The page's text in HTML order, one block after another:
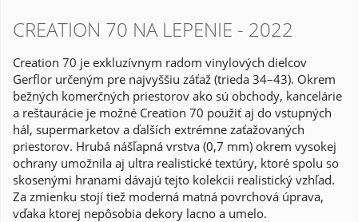
CREATION 70 NA LEPENIE - 2022
Creation 70 je exkluzívnym radom vinylových dielcov
Gerflor určeným pre najvyššiu záťaž (trieda 34–43). Okrem
bežných komerčných priestorov ako sú obchody, kancelárie
a reštaurácie je možné Creation 70 použiť aj do vstupných
hál, supermarketov a ďalších extrémne zaťažovaných
priestorov. Hrubá nášľapná vrstva (0,7 mm) okrem vysokej
ochrany umožnila aj ultra realistické textúry, ktoré spolu so
skosenými hranami dávajú tejto kolekcii realistický vzhľad.
Za zmienku stojí tiež moderná matná povrchová úprava,
vďaka ktorej nepôsobia dekory lacno a umelo.